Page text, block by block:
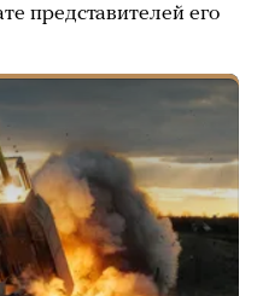
представителей его